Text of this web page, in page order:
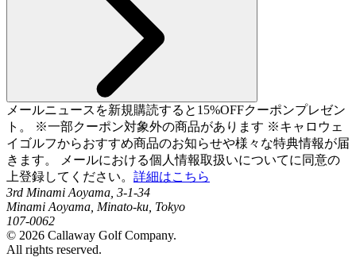
メールニュースを新規購読すると15%OFFクーポンプレゼン
ト。 ※一部クーポン対象外の商品があります ※キャロウェ
イゴルフからおすすめ商品のお知らせや様々な特典情報が届
きます。 メールにおける個人情報取扱いについてに同意の
上登録してください。 詳細はこちら
3rd Minami Aoyama, 3-1-34
Minami Aoyama, Minato-ku, Tokyo
107-0062
© 2026 Callaway Golf Company.
All rights reserved.